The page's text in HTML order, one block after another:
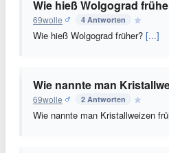
Wie hieß Wolgograd
69wolle 4 Antworten
Wie hieß Wolgograd früher? [...]
Wie nannte man
69wolle 2 Antworten
Wie nannte man Kristallweizen